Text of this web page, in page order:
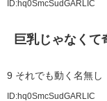
ID:hq0SmcSudGARLIC
巨乳じゃなくて
9 それでも動く名無し
ID:hq0SmcSudGARLIC